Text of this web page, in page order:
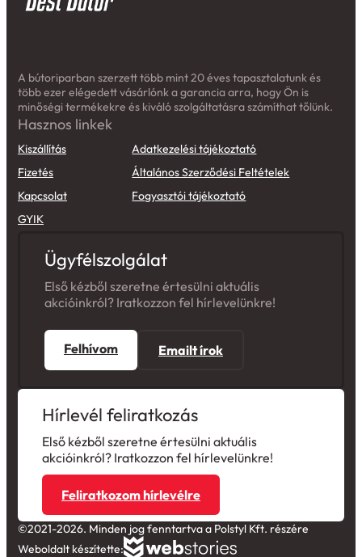
A bútoriparban szerzett több mint 20 éves tapasztalatunk és
több ezer elégedett vásárlónk a garancia arra, hogy Ön is
minőségi termékekre és kiváló szolgáltatásra számíthat tőlünk.
Hasznos linkek
Kiszállítás
Fizetés
Kapcsolat
GYIK
Adatkezelési tájékoztató
Általános Szerződési Feltételek
Fogyasztói tájékoztató
Ügyfélszolgálat
Első kézből szeretne értesülni aktuális
akcióinkról? Iratkozzon fel hírlevelünkre!
Felhívom Emailt írok
Hírlevél feliratkozás
Első kézből szeretne értesülni aktuális
akcióinkról? Iratkozzon fel hírlevelünkre!
Feliratkozom hírlevélre
©2021-2026. Minden jog fenntartva a Polstyl Kft. részére
Weboldalt készítette: